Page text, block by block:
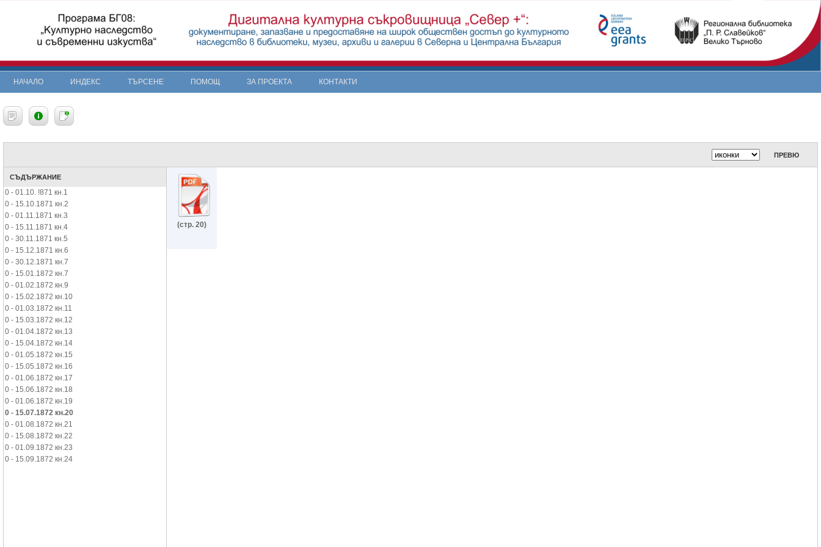
НАЧАЛО ИНДЕКС ТЪРСЕНЕ ПОМОЩ ЗА ПРОЕКТА КОНТАКТИ
ПРЕВЮ
СЪДЪРЖАНИЕ
0 - 01.10. !871 кн.1
0 - 15.10.1871 кн.2
0 - 01.11.1871 кн.3
0 - 15.11.1871 кн.4
0 - 30.11.1871 кн.5
0 - 15.12.1871 кн.6
0 - 30.12.1871 кн.7
0 - 15.01.1872 кн.7
0 - 01.02.1872 кн.9
0 - 15.02.1872 кн.10
0 - 01.03.1872 кн.11
0 - 15.03.1872 кн.12
0 - 01.04.1872 кн.13
0 - 15.04.1872 кн.14
0 - 01.05.1872 кн.15
0 - 15.05.1872 кн.16
0 - 01.06.1872 кн.17
0 - 15.06.1872 кн.18
0 - 01.06.1872 кн.19
0 - 15.07.1872 кн.20
0 - 01.08.1872 кн.21
0 - 15.08.1872 кн.22
0 - 01.09.1872 кн.23
0 - 15.09.1872 кн.24
(стр. 20)